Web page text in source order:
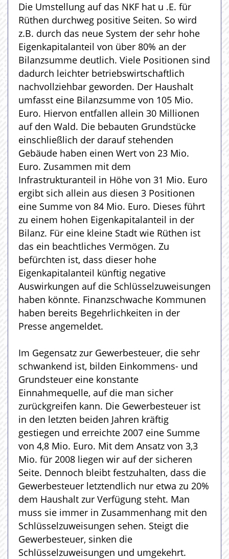
Die Umstellung auf das NKF hat u .E. für
Rüthen durchweg positive Seiten. So wird
z.B. durch das neue System der sehr hohe
Eigenkapitalanteil von über 80% an der
Bilanzsumme deutlich. Viele Positionen sind
dadurch leichter betriebswirtschaftlich
nachvollziehbar geworden. Der Haushalt
umfasst eine Bilanzsumme von 105 Mio.
Euro. Hiervon entfallen allein 30 Millionen
auf den Wald. Die bebauten Grundstücke
einschließlich der darauf stehenden
Gebäude haben einen Wert von 23 Mio.
Euro. Zusammen mit dem
Infrastrukturanteil in Höhe von 31 Mio. Euro
ergibt sich allein aus diesen 3 Positionen
eine Summe von 84 Mio. Euro. Dieses führt
zu einem hohen Eigenkapitalanteil in der
Bilanz. Für eine kleine Stadt wie Rüthen ist
das ein beachtliches Vermögen. Zu
befürchten ist, dass dieser hohe
Eigenkapitalanteil künftig negative
Auswirkungen auf die Schlüsselzuweisungen
haben könnte. Finanzschwache Kommunen
haben bereits Begehrlichkeiten in der
Presse angemeldet.
Im Gegensatz zur Gewerbesteuer, die sehr
schwankend ist, bilden Einkommens- und
Grundsteuer eine konstante
Einnahmequelle, auf die man sicher
zurückgreifen kann. Die Gewerbesteuer ist
in den letzten beiden Jahren kräftig
gestiegen und erreichte 2007 eine Summe
von 4,8 Mio. Euro. Mit dem Ansatz von 3,3
Mio. für 2008 liegen wir auf der sicheren
Seite. Dennoch bleibt festzuhalten, dass die
Gewerbesteuer letztendlich nur etwa zu 20%
dem Haushalt zur Verfügung steht. Man
muss sie immer in Zusammenhang mit den
Schlüsselzuweisungen sehen. Steigt die
Gewerbesteuer, sinken die
Schlüsselzuweisungen und umgekehrt.